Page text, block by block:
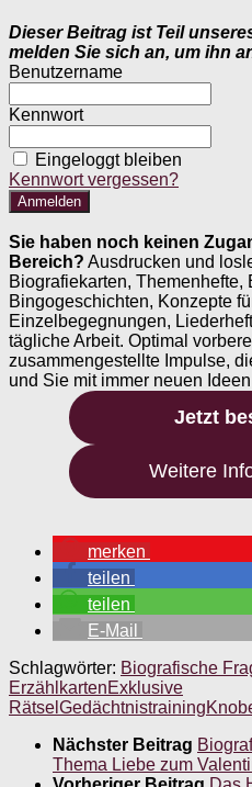
Dieser Beitrag ist Teil
melden Sie sich an, um ihn
Benutzername
Kennwort
Eingeloggt bleiben
Kennwort vergessen?
Sie haben noch keinen
Bereich? Ausdrucken und
Biografiekarten, Themenhefte,
Bingogeschichten, Konzepte
Einzelbegegnungen,
tägliche Arbeit. Optimal
zusammengestellte Impulse,
und Sie mit immer neuen
Jetzt
Weitere
merken
teilen
teilen
E-Mail
Schlagwörter: Biografische
ErzählkartenExklusive
Rätsel Gedächtnistraining
Nächster Beitrag
Thema Liebe zum